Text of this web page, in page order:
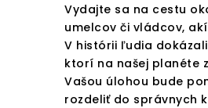
Vydajte sa na cestu
umelcov či vládcov,
V histórii ľudia
ktorí na našej planéte
Vašou úlohou bude
rozdeliť do správnych